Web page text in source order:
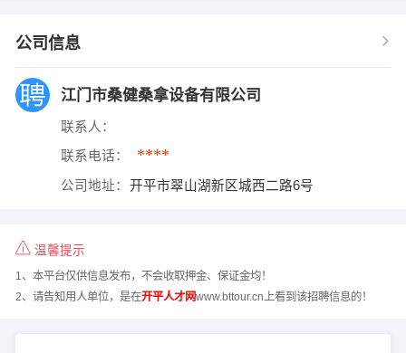
公司信息
江门市桑健桑拿设备有限公司
联系人：
联系电话： ****
公司地址： 开平市翠山湖新区城西二路6号
温馨提示
1、本平台仅供信息发布，不会收取押金、保证金均！
2、请告知用人单位，是在开平人才网www.bttour.cn上看到该招聘信息的！